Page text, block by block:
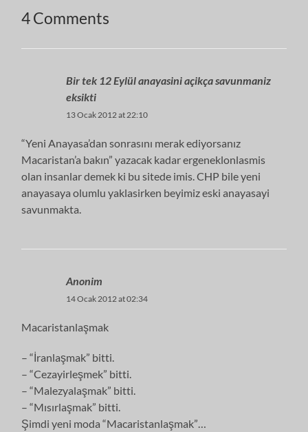
4 Comments
Bir tek 12 Eylül anayasini açikça savunmaniz
eksikti
13 Ocak 2012 at 22:10
“Yeni Anayasa’dan sonrasını merak ediyorsanız
Macaristan’a bakın” yazacak kadar ergeneklonlasmis
olan insanlar demek ki bu sitede imis. CHP bile yeni
anayasaya olumlu yaklasirken beyimiz eski anayasayi
savunmakta.
Anonim
14 Ocak 2012 at 02:34
Macaristanlaşmak
– “İranlaşmak” bitti.
– “Cezayirleşmek” bitti.
– “Malezyalaşmak” bitti.
– “Mısırlaşmak” bitti.
Şimdi yeni moda “Macaristanlaşmak”…